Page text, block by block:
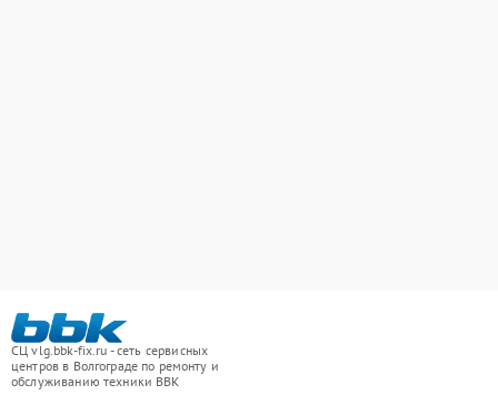
СЦ vlg.bbk-fix.ru - сеть сервисных
центров в Волгограде по ремонту и
обслуживанию техники BBK